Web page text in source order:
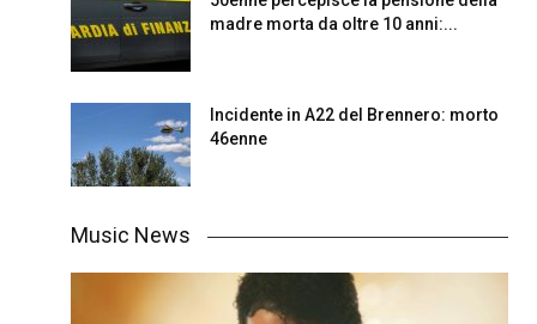
madre morta da oltre 10 anni:...
Incidente in A22 del Brennero: morto
46enne
Music News